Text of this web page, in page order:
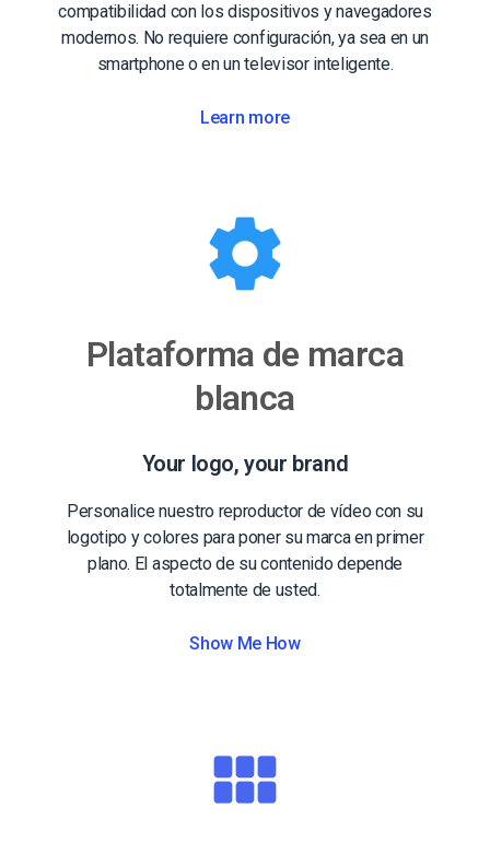
compatibilidad con los dispositivos y navegadores
modernos. No requiere configuración, ya sea en un
smartphone o en un televisor inteligente.
Learn more
Plataforma de marca
blanca
Your logo, your brand
Personalice nuestro reproductor de vídeo con su
logotipo y colores para poner su marca en primer
plano. El aspecto de su contenido depende
totalmente de usted.
Show Me How